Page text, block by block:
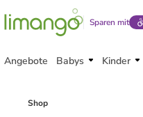
Sparen mit
Angebote Babys Kinder
Shop